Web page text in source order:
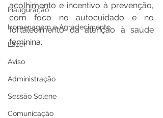
Inauguração
Homenagem e Agradecimento
Lazer
Aviso
Administração
Sessão Solene
Comunicação
acolhimento e incentivo à prevenção,
com foco no autocuidado e no
fortalecimento da atenção à saúde
feminina.